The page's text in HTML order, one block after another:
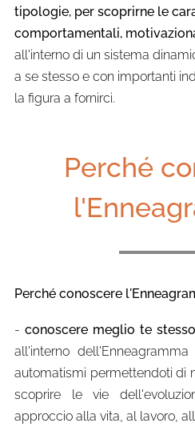
tipologie, per scoprirne le
comportamentali,
all'interno di un sistema
a se stesso e con importanti
la figura a fornirci.
Perché
Perché conoscere
- conoscere meglio te stesso
all'interno
automatismi permettendoti di
scoprire le vie
approccio alla vita, al lavoro,